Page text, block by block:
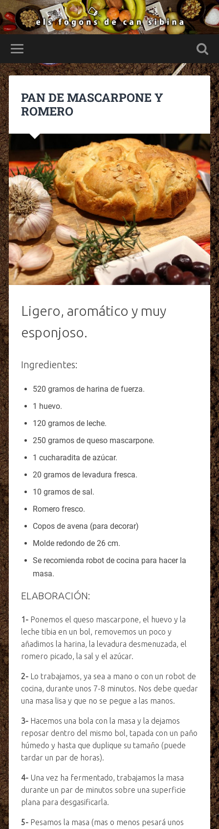
PAN DE MASCARPONE Y
ROMERO
Ligero, aromático y muy
esponjoso.
Ingredientes:
520 gramos de harina de fuerza.
1 huevo.
120 gramos de leche.
250 gramos de queso mascarpone.
1 cucharadita de azúcar.
20 gramos de levadura fresca.
10 gramos de sal.
Romero fresco.
Copos de avena (para decorar)
Molde redondo de 26 cm.
Se recomienda robot de cocina para hacer la
masa.
ELABORACIÓN:
1-Ponemos el queso mascarpone, el huevo y la
leche tibia en un bol, removemos un poco y
añadimos la harina, la levadura desmenuzada, el
romero picado, la sal y el azúcar.
2-Lo trabajamos, ya sea a mano o con un robot de
cocina, durante unos 7-8 minutos. Nos debe quedar
una masa lisa y que no se pegue a las manos.
3- Hacemos una bola con la masa y la dejamos
reposar dentro del mismo bol, tapada con un paño
húmedo y hasta que duplique su tamaño (puede
tardar un par de horas).
4-Una vez ha fermentado, trabajamos la masa
durante un par de minutos sobre una superficie
plana para desgasificarla.
5-Pesamos la masa (mas o menos pesará unos